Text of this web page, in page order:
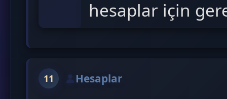
hesaplar için
11 Hesaplar